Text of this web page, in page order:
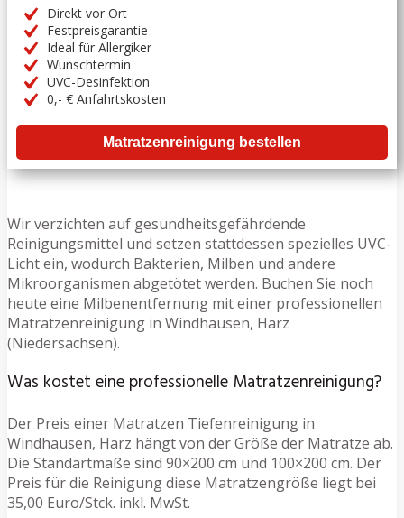
Direkt vor Ort
Festpreisgarantie
Ideal für Allergiker
Wunschtermin
UVC-Desinfektion
0,- € Anfahrtskosten
Matratzenreinigung bestellen
Wir verzichten auf gesundheitsgefährdende
Reinigungsmittel und setzen stattdessen spezielles UVC-
Licht ein, wodurch Bakterien, Milben und andere
Mikroorganismen abgetötet werden. Buchen Sie noch
heute eine Milbenentfernung mit einer professionellen
Matratzenreinigung in Windhausen, Harz
(Niedersachsen).
Was kostet eine professionelle Matratzenreinigung?
Der Preis einer Matratzen Tiefenreinigung in
Windhausen, Harz hängt von der Größe der Matratze ab.
Die Standartmaße sind 90×200 cm und 100×200 cm. Der
Preis für die Reinigung diese Matratzengröße liegt bei
35,00 Euro/Stck. inkl. MwSt.